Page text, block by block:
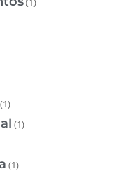
(1)
(1)
(1)